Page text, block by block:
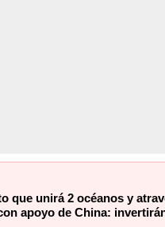
que unirá 2 océanos y
apoyo de China: